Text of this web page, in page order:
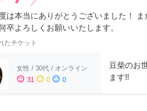
は本当にありがとうございました！
卒よろしくお願いいたします。
たチケット
女性 / 30代 / オンライン
sentiment_satisfied 31 sentiment_neutral 0 sentiment_dissatisfied 0
豆柴のお
ます!!